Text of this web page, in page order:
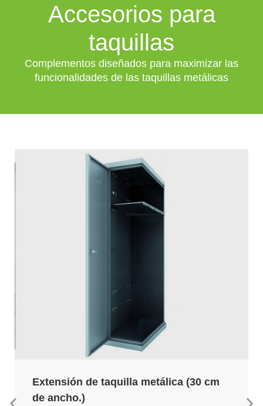
Accesorios para
taquillas
Complementos diseñados para maximizar las
funcionalidades de las taquillas metálicas
Extensión de taquilla metálica (30 cm
de ancho.)